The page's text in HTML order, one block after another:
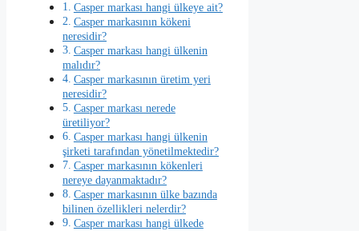
Casper markası hangi ülkeye ait?
Casper markasının kökeni
neresidir?
Casper markası hangi ülkenin
malıdır?
Casper markasının üretim yeri
neresidir?
Casper markası nerede
üretiliyor?
Casper markası hangi ülkenin
şirketi tarafından yönetilmektedir?
Casper markasının kökenleri
nereye dayanmaktadır?
Casper markasının ülke bazında
bilinen özellikleri nelerdir?
Casper markası hangi ülkede